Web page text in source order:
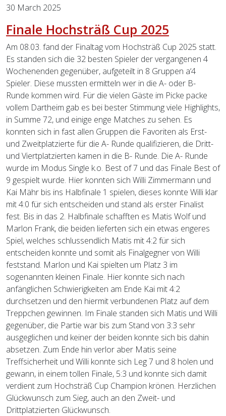
30 March 2025
Finale Hochsträß Cup 2025
Am 08.03. fand der Finaltag vom Hochsträß Cup 2025 statt.
Es standen sich die 32 besten Spieler der vergangenen 4
Wochenenden gegenüber, aufgeteilt in 8 Gruppen a‘4
Spieler. Diese mussten ermitteln wer in die A- oder B-
Runde kommen wird. Für die vielen Gäste im Picke packe
vollem Dartheim gab es bei bester Stimmung viele Highlights,
in Summe 72, und einige enge Matches zu sehen. Es
konnten sich in fast allen Gruppen die Favoriten als Erst-
und Zweitplatzierte für die A- Runde qualifizieren, die Dritt-
und Viertplatzierten kamen in die B- Runde. Die A- Runde
wurde im Modus Single k.o. Best of 7 und das Finale Best of
9 gespielt wurde. Hier konnten sich Willi Zimmermann und
Kai Mähr bis ins Halbfinale 1 spielen, dieses konnte Willi klar
mit 4:0 für sich entscheiden und stand als erster Finalist
fest. Bis in das 2. Halbfinale schafften es Matis Wolf und
Marlon Frank, die beiden lieferten sich ein etwas engeres
Spiel, welches schlussendlich Matis mit 4:2 für sich
entscheiden konnte und somit als Finalgegner von Willi
feststand. Marlon und Kai spielten um Platz 3 im
sogenannten kleinen Finale. Hier konnte sich nach
anfänglichen Schwierigkeiten am Ende Kai mit 4:2
durchsetzen und den hiermit verbundenen Platz auf dem
Treppchen gewinnen. Im Finale standen sich Matis und Willi
gegenüber, die Partie war bis zum Stand von 3:3 sehr
ausgeglichen und keiner der beiden konnte sich bis dahin
absetzen. Zum Ende hin verlor aber Matis seine
Treffsicherheit und Willi konnte sich Leg 7 und 8 holen und
gewann, in einem tollen Finale, 5:3 und konnte sich damit
verdient zum Hochsträß Cup Champion krönen. Herzlichen
Glückwunsch zum Sieg, auch an den Zweit- und
Drittplatzierten Glückwunsch.